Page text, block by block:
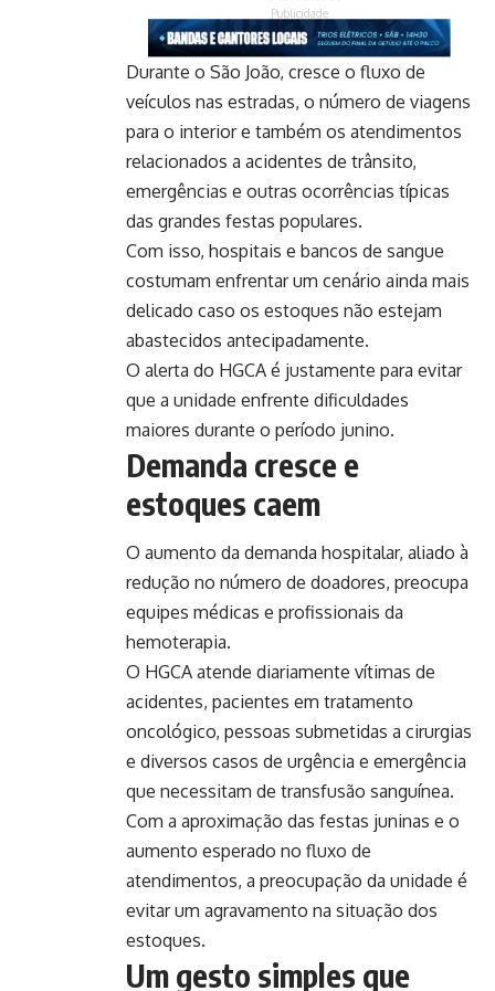
Publicidade
Durante o São João, cresce o fluxo de
veículos nas estradas, o número de viagens
para o interior e também os atendimentos
relacionados a acidentes de trânsito,
emergências e outras ocorrências típicas
das grandes festas populares.
Com isso, hospitais e bancos de sangue
costumam enfrentar um cenário ainda mais
delicado caso os estoques não estejam
abastecidos antecipadamente.
O alerta do HGCA é justamente para evitar
que a unidade enfrente dificuldades
maiores durante o período junino.
Demanda cresce e
estoques caem
O aumento da demanda hospitalar, aliado à
redução no número de doadores, preocupa
equipes médicas e profissionais da
hemoterapia.
O HGCA atende diariamente vítimas de
acidentes, pacientes em tratamento
oncológico, pessoas submetidas a cirurgias
e diversos casos de urgência e emergência
que necessitam de transfusão sanguínea.
Com a aproximação das festas juninas e o
aumento esperado no fluxo de
atendimentos, a preocupação da unidade é
evitar um agravamento na situação dos
estoques.
Um gesto simples que